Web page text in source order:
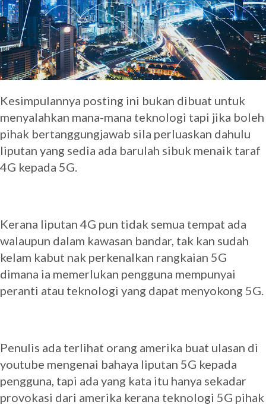
Kesimpulannya posting ini bukan dibuat untuk
menyalahkan mana-mana teknologi tapi jika boleh
pihak bertanggungjawab sila perluaskan dahulu
liputan yang sedia ada barulah sibuk menaik taraf
4G kepada 5G.
Kerana liputan 4G pun tidak semua tempat ada
walaupun dalam kawasan bandar, tak kan sudah
kelam kabut nak perkenalkan rangkaian 5G
dimana ia memerlukan pengguna mempunyai
peranti atau teknologi yang dapat menyokong 5G.
Penulis ada terlihat orang amerika buat ulasan di
youtube mengenai bahaya liputan 5G kepada
pengguna, tapi ada yang kata itu hanya sekadar
provokasi dari amerika kerana teknologi 5G pihak